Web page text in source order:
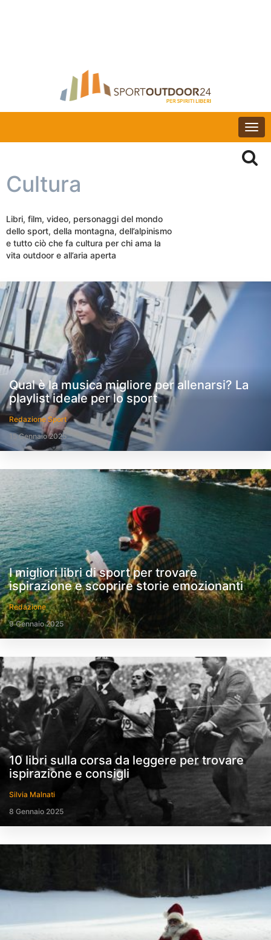
Cultura
Libri, film, video, personaggi del mondo
dello sport, della montagna, dell’alpinismo
e tutto ciò che fa cultura per chi ama la
vita outdoor e all’aria aperta
Qual è la musica migliore per allenarsi? La
playlist ideale per lo sport
Redazione Sport
15 Gennaio 2025
I migliori libri di sport per trovare
ispirazione e scoprire storie emozionanti
Redazione
9 Gennaio 2025
10 libri sulla corsa da leggere per trovare
ispirazione e consigli
Silvia Malnati
8 Gennaio 2025